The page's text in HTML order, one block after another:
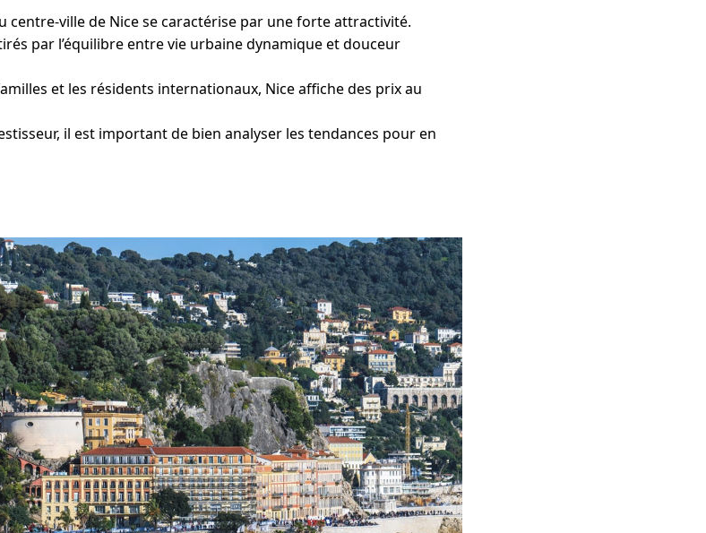
centre-ville de Nice se caractérise par une forte attractivité.
par l’équilibre entre vie urbaine dynamique et douceur
et les résidents internationaux, Nice affiche des prix au
il est important de bien analyser les tendances pour en